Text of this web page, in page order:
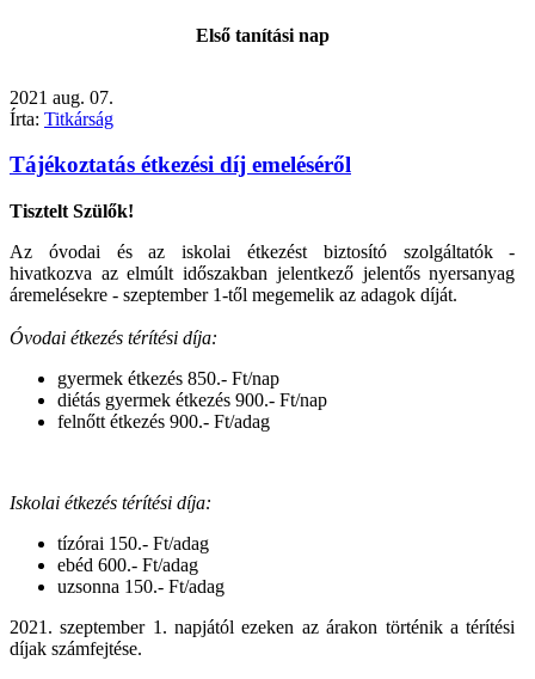
Első tanítási nap
2021 aug. 07.
Írta: Titkárság
Tájékoztatás étkezési díj emeléséről
Tisztelt Szülők!
Az óvodai és az iskolai étkezést biztosító szolgáltatók -
hivatkozva az elmúlt időszakban jelentkező jelentős nyersanyag
áremelésekre - szeptember 1-től megemelik az adagok díját.
Óvodai étkezés térítési díja:
gyermek étkezés 850.- Ft/nap
diétás gyermek étkezés 900.- Ft/nap
felnőtt étkezés 900.- Ft/adag
Iskolai étkezés térítési díja:
tízórai 150.- Ft/adag
ebéd 600.- Ft/adag
uzsonna 150.- Ft/adag
2021. szeptember 1. napjától ezeken az árakon történik a térítési
díjak számfejtése.